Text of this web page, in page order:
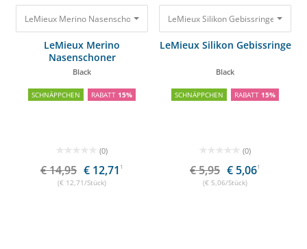
14,95 €12,71 €
LeMieux Merino
Nasenschoner
Black
SCHNÄPPCHEN RABATT 15%
(0)
€ 14,95 € 12,71 1
(€ 12,71/Stück)
LeMieux Silikon Gebissringe Black
LeMieux Silikon Gebissringe
Black
SCHNÄPPCHEN RABATT 15%
(0)
€ 5,95 € 5,061
(€ 5,06/Stück)